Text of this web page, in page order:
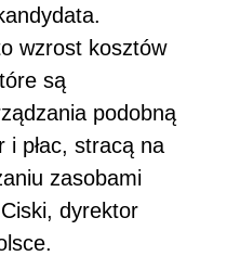
wzrost kosztów
są
podobną
i płac, stracą na
zasobami
dyrektor